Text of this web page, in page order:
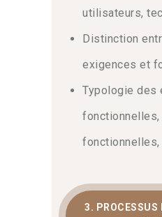
capable de piloter
entre MOA et MOE,
traçabilité parfaite
utilisateurs,
Distinction
exigences et
Typologie des
fonctionnelles,
fonctionnelles,
3. PROCESSUS